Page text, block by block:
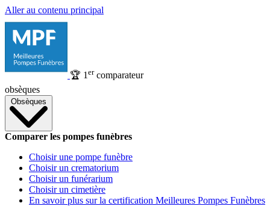
Aller au contenu principal
🏆 1 ercomparateur
obsèques
Obsèques
Comparer les pompes funèbres
Choisir une pompe funèbre
Choisir un crematorium
Choisir un funérarium
Choisir un cimetière
En savoir plus sur la certification Meilleures Pompes Funèbres